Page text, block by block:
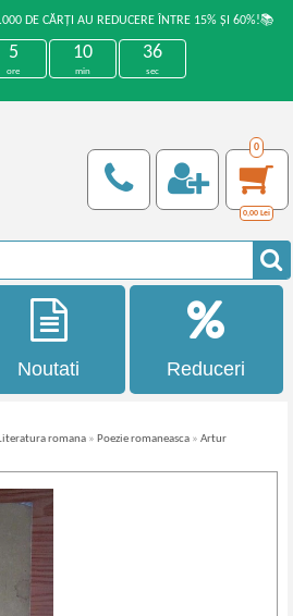
DE CĂRȚI AU REDUCERE ÎNTRE 15% ȘI 60%!📚
5
ore
10
min
36
sec
0
0,00 Lei
Noutati Reduceri
romana » Poezie romaneasca »Artur